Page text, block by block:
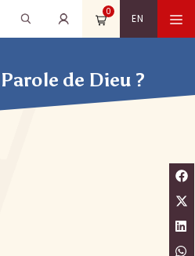
EN
0
de Dieu ?